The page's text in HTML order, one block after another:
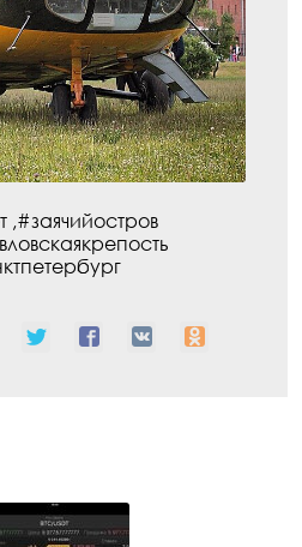
,#заячийостров